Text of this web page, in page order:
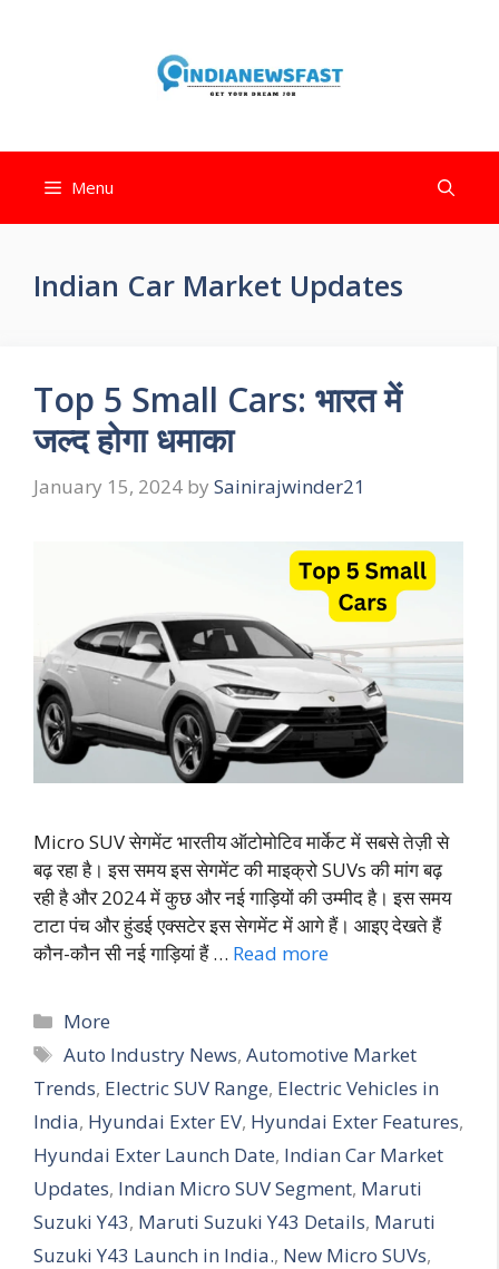
Menu
Indian Car Market Updates
Top 5 Small Cars: भारत में
जल्द होगा धमाका
January 15, 2024 by Sainirajwinder21
Micro SUV सेगमेंट भारतीय ऑटोमोटिव मार्केट में सबसे तेज़ी से
बढ़ रहा है। इस समय इस सेगमेंट की माइक्रो SUVs की मांग बढ़
रही है और 2024 में कुछ और नई गाड़ियों की उम्मीद है। इस समय
टाटा पंच और हुंडई एक्सटेर इस सेगमेंट में आगे हैं। आइए देखते हैं
कौन-कौन सी नई गाड़ियां हैं … Read more
More
Auto Industry News,Automotive Market
Trends, Electric SUV Range, Electric Vehicles in
India, Hyundai Exter EV, Hyundai Exter Features,
Hyundai Exter Launch Date, Indian Car Market
Updates, Indian Micro SUV Segment, Maruti
Suzuki Y43, Maruti Suzuki Y43 Details, Maruti
Suzuki Y43 Launch in India., New Micro SUVs,